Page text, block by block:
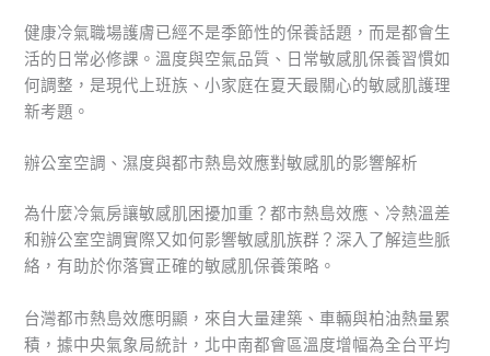
健康冷氣職場護膚已經不是季節性的保養話題，而是都會生
活的日常必修課。溫度與空氣品質、日常敏感肌保養習慣如
何調整，是現代上班族、小家庭在夏天最關心的敏感肌護理
新考題。
辦公室空調、濕度與都市熱島效應對敏感肌的影響解析
為什麼冷氣房讓敏感肌困擾加重？都市熱島效應、冷熱溫差
和辦公室空調實際又如何影響敏感肌族群？深入了解這些脈
絡，有助於你落實正確的敏感肌保養策略。
台灣都市熱島效應明顯，來自大量建築、車輛與柏油熱量累
積，據中央氣象局統計，北中南都會區溫度增幅為全台平均